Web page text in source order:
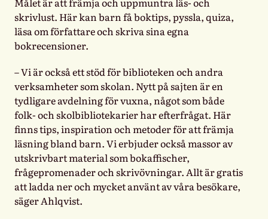
skrivlust. Här kan barn få boktips, pyssla, quiza,
läsa om författare och skriva sina egna
bokrecensioner.
– Viär också ett stöd för biblioteken och andra
verksamheter som skolan. Nytt på sajten är en
tydligare avdelning för vuxna, något som både
folk- och skolbibliotekarier har efterfrågat. Här
finns tips, inspiration och metoder för att främja
läsning bland barn. Vi erbjuder också massor av
utskrivbart material som bokaffischer,
frågepromenader och skrivövningar. Allt är gratis
att ladda ner och mycket använt av våra besökare,
säger Ahlqvist.